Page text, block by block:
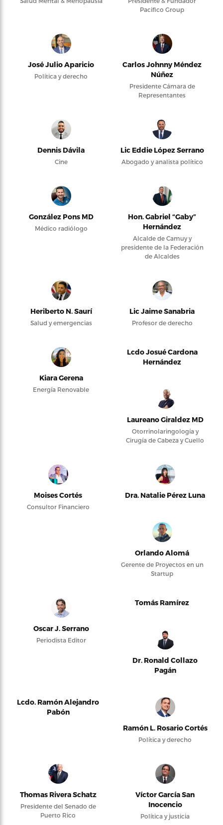
Pacifico Group
José Julio Aparicio
Política y derecho
Carlos Johnny Méndez
Núñez
Presidente Cámara de
Representantes
Dennis Dávila
Cine
Lic Eddie López Serrano
Abogado y analista político
González Pons MD
Médico radiólogo
Hon. Gabriel “Gaby”
Hernández
Alcalde de Camuy y
presidente de la Federación
de Alcaldes
Heriberto N. Saurí
Salud y emergencias
Lic Jaime Sanabria
Profesor de derecho
Kiara Gerena
Energía Renovable
Lcdo Josué Cardona
Hernández
Laureano Giraldez MD
Otorrinolaringología y
Cirugía de Cabeza y Cuello
Moises Cortés
Consultor Financiero
Dra. Natalie Pérez Luna
Orlando Alomá
Gerente de Proyectos en un
Startup
Oscar J. Serrano
Periodista Editor
Tomás Ramírez
Dr. Ronald Collazo
Pagán
Lcdo. Ramón Alejandro
Pabón
Ramón L. Rosario Cortés
Política y derecho
Thomas Rivera Schatz
Presidente del Senado de
Puerto Rico
Víctor García San
Inocencio
Política y justicia